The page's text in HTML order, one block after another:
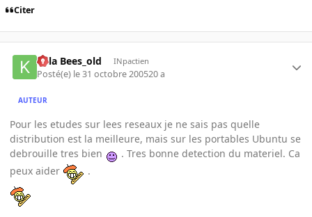
Citer
Killa Bees_old INpactien
Posté(e) le 31 octobre 200520 a
AUTEUR
Pour les etudes sur lees reseaux je ne sais pas quelle
distribution est la meilleure, mais sur les portables Ubuntu se
debrouille tres bien
. Tres bonne detection du materiel. Ca
peux aider
.